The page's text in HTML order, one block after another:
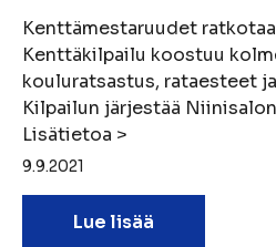
Kenttämestaruudet
Kenttäkilpailu koostuu
kouluratsastus, rataesteet
Kilpailun järjestää
Lisätietoa >
9.9.2021
Lue lisää